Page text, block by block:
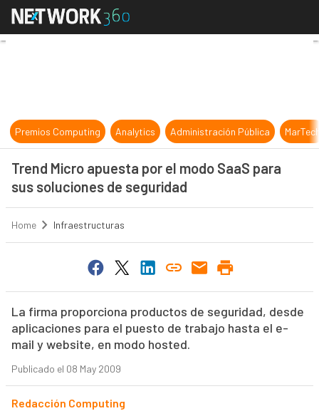
Trend Micro apuesta por el modo
Premios Computing Analytics Administración Pública
Trend Micro apuesta por el modo SaaS para
sus soluciones de seguridad
Home Infraestructuras
La firma proporciona productos de seguridad, desde
aplicaciones para el puesto de trabajo hasta el e-
mail y website, en modo hosted.
Publicado el 08 May 2009
Redacción Computing